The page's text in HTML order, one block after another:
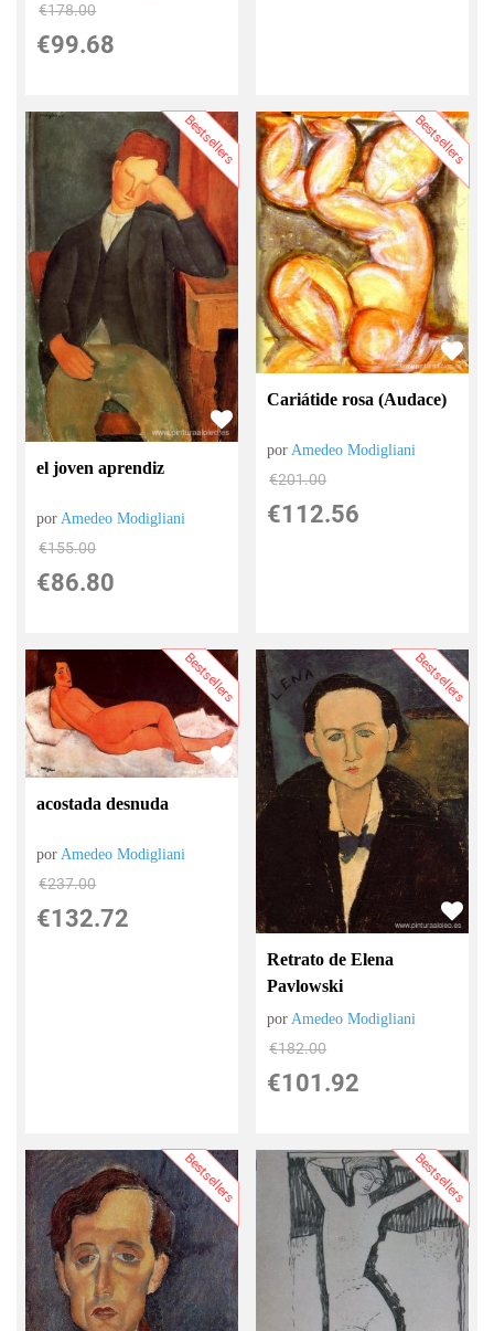
€178.00
€99.68
Bestsellers
el joven aprendiz
porAmedeo Modigliani
€155.00
€86.80
Bestsellers
Cariátide rosa (Audace)
porAmedeo Modigliani
€201.00
€112.56
Bestsellers
acostada desnuda
por Amedeo Modigliani
€237.00
€132.72
Bestsellers
Retrato de Elena
Pavlowski
por Amedeo Modigliani
€182.00
€101.92
Bestsellers Bestsellers